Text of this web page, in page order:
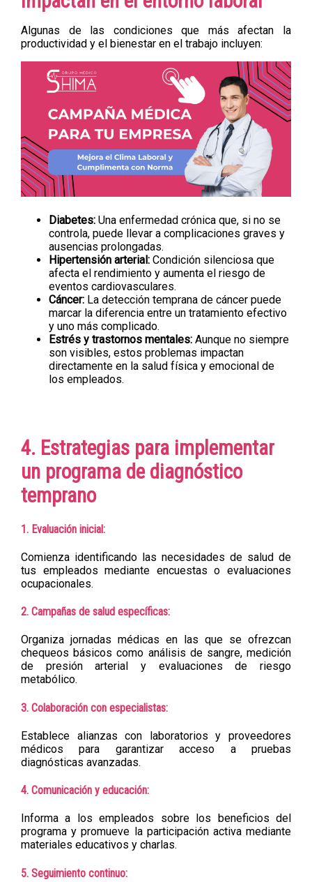
Algunas de las condiciones que más afectan la
productividad y el bienestar en el trabajo incluyen:
Diabetes: Una enfermedad crónica que, si no se
controla, puede llevar a complicaciones graves y
ausencias prolongadas.
Hipertensión arterial: Condición silenciosa que
afecta el rendimiento y aumenta el riesgo de
eventos cardiovasculares.
Cáncer: La detección temprana de cáncer puede
marcar la diferencia entre un tratamiento efectivo
y uno más complicado.
Estrés y trastornos mentales: Aunque no siempre
son visibles, estos problemas impactan
directamente en la salud física y emocional de
los empleados.
4. Estrategias para implementar
un programa de diagnóstico
temprano
1. Evaluación inicial:
Comienza identificando las necesidades de salud de
tus empleados mediante encuestas o evaluaciones
ocupacionales.
2. Campañas de salud específicas:
Organiza jornadas médicas en las que se ofrezcan
chequeos básicos como análisis de sangre, medición
de presión arterial y evaluaciones de riesgo
metabólico.
3. Colaboración con especialistas:
Establece alianzas con laboratorios y proveedores
médicos para garantizar acceso a pruebas
diagnósticas avanzadas.
4. Comunicación y educación:
Informa a los empleados sobre los beneficios del
programa y promueve la participación activa mediante
materiales educativos y charlas.
5. Seguimiento continuo: